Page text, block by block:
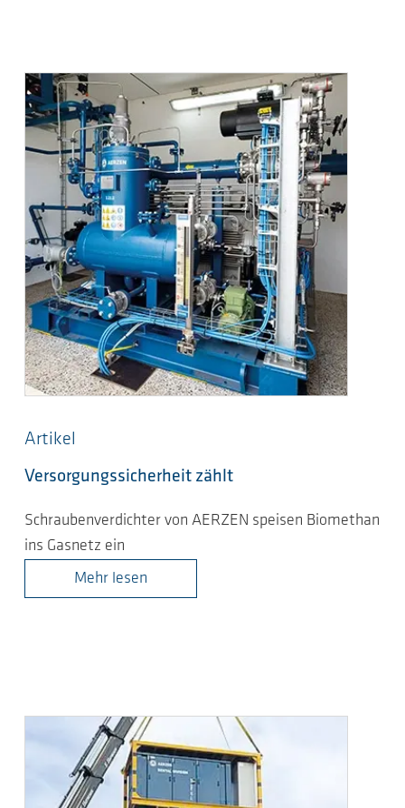
Artikel
Versorgungssicherheit zählt
Schraubenverdichter von AERZEN speisen Biomethan
ins Gasnetz ein
Mehr lesen